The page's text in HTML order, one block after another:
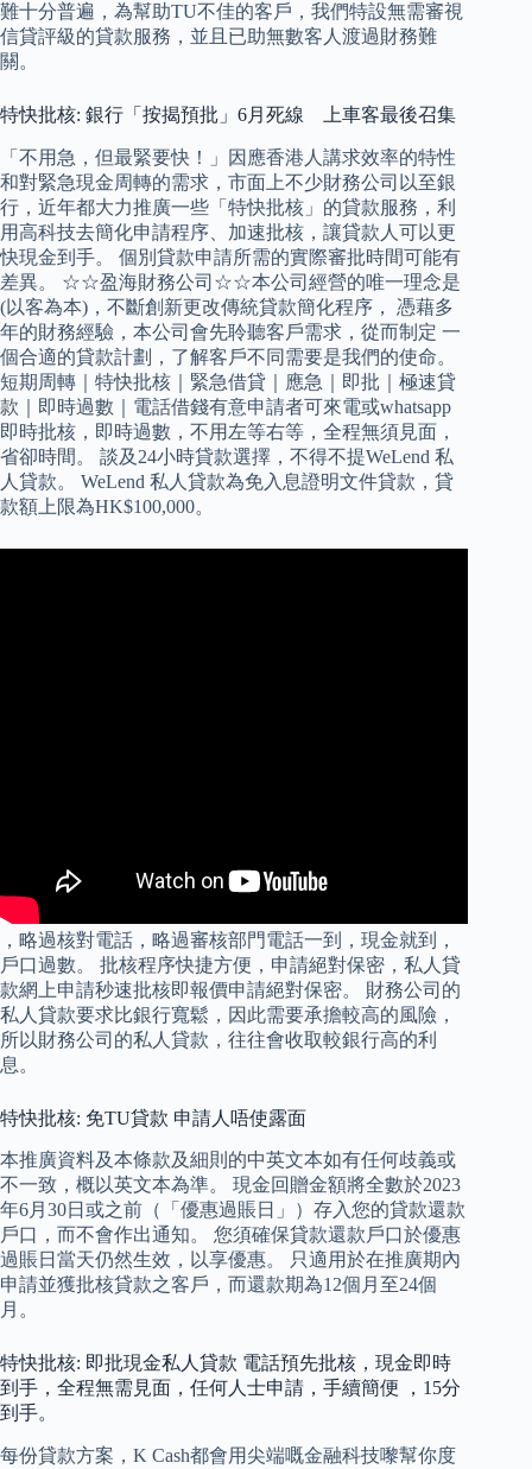
難十分普遍，為幫助TU不佳的客戶，我們特設無需審視
信貸評級的貸款服務，並且已助無數客人渡過財務難
關。
特快批核: 銀行「按揭預批」6月死線 上車客最後召集
「不用急，但最緊要快！」因應香港人講求效率的特性
和對緊急現金周轉的需求，市面上不少財務公司以至銀
行，近年都大力推廣一些「特快批核」的貸款服務，利
用高科技去簡化申請程序、加速批核，讓貸款人可以更
快現金到手。 個別貸款申請所需的實際審批時間可能有
差異。 ☆☆盈海財務公司☆☆本公司經營的唯一理念是
(以客為本)，不斷創新更改傳統貸款簡化程序， 憑藉多
年的財務經驗，本公司會先聆聽客戶需求，從而制定 一
個合適的貸款計劃，了解客戶不同需要是我們的使命。
短期周轉｜特快批核｜緊急借貸｜應急｜即批｜極速貸
款｜即時過數｜電話借錢有意申請者可來電或whatsapp
即時批核，即時過數，不用左等右等，全程無須見面，
省卻時間。 談及24小時貸款選擇，不得不提WeLend 私
人貸款。 WeLend 私人貸款為免入息證明文件貸款，貸
款額上限為HK$100,000。
，略過核對電話，略過審核部門電話一到，現金就到，
戶口過數。 批核程序快捷方便，申請絕對保密，私人貸
款網上申請秒速批核即報價申請絕對保密。 財務公司的
私人貸款要求比銀行寬鬆，因此需要承擔較高的風險，
所以財務公司的私人貸款，往往會收取較銀行高的利
息。
特快批核: 免TU貸款 申請人唔使露面
本推廣資料及本條款及細則的中英文本如有任何歧義或
不一致，概以英文本為準。 現金回贈金額將全數於2023
年6月30日或之前（「優惠過賬日」）存入您的貸款還款
戶口，而不會作出通知。 您須確保貸款還款戶口於優惠
過賬日當天仍然生效，以享優惠。 只適用於在推廣期內
申請並獲批核貸款之客戶，而還款期為12個月至24個
月。
特快批核: 即批現金私人貸款 電話預先批核，現金即時
到手，全程無需見面，任何人士申請，手續簡便 ，15分
到手。
每份貸款方案，K Cash都會用尖端嘅金融科技嚟幫你度